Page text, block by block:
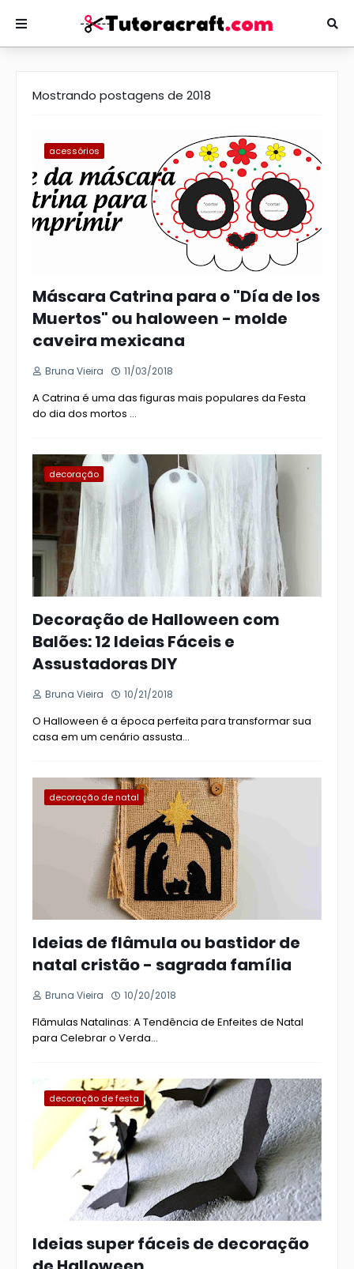
Mostrando postagens de 2018
acessórios
Máscara Catrina para o "Día de los
Muertos" ou haloween - molde
caveira mexicana
Bruna Vieira 11/03/2018
A Catrina é uma das figuras mais populares da Festa
do dia dos mortos …
decoração
Decoração de Halloween com
Balões: 12 Ideias Fáceis e
Assustadoras DIY
Bruna Vieira 10/21/2018
O Halloween é a época perfeita para transformar sua
casa em um cenário assusta…
decoração de natal
Ideias de flâmula ou bastidor de
natal cristão - sagrada família
Bruna Vieira 10/20/2018
Flâmulas Natalinas: A Tendência de Enfeites de Natal
para Celebrar o Verda…
decoração de festa
Ideias super fáceis de decoração